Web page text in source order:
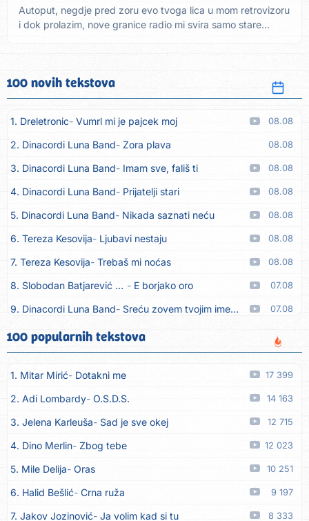
Autoput, negdje pred zoru evo tvoga lica u mom retrovizoru
i dok prolazim, nove granice radio mi svira samo stare...
100 novih tekstova
1. Dreletronic Vumrl mi je pajcek moj 08.08
2. Dinacordi Luna Band Zora plava 08.08
3. Dinacordi Luna Band Imam sve, fališ ti 08.08
4. Dinacordi Luna Band Prijatelji stari 08.08
5. Dinacordi Luna Band Nikada saznati neću 08.08
6. Tereza Kesovija Ljubavi nestaju 08.08
7. Tereza Kesovija Trebaš mi noćas 08.08
8. Slobodan Batjarević Čobe E borjako oro 07.08
9. Dinacordi Luna Band Sreću zovem tvojim imenom (feat. Kristina Smetko) 07.08
10. Dinacordi Luna Band Tamburaši (feat. Kristina Smetko)
11. Dinacordi Luna Band Tvoja šutnja (feat. Kristina Smetko) 07.08
12. Tamara Brusić Neću kuhat´, neću prat´ 07.08
13. Grupa TNT Rijeka Via Roma, nikad doma 07.08
14. Zaim Imamović Kada moja mladost prođe 07.08
15. Azra Husarkić Do zadnje kapi 07.08
16. Dinacordi Luna Band 07.08
17. Pet za 5 Pozdravi mi Stubicu 07.08
100 popularnih tekstova
1. Mitar Mirić Dotakni me 17 399
2. Adi Lombardy O.S.D.S. 14 163
3. Jelena Karleuša Sad je sve okej 12 715
4. Dino Merlin Zbog tebe 12 023
5. Mile Delija Oras 10 251
6. Halid Bešlić Crna ruža 9 197
7. Jakov Jozinović Ja volim kad si tu 8 333